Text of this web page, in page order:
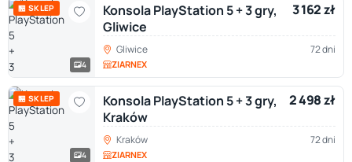
🏪 SKLEP
4
Konsola PlayStation 5 + 3 gry,
Gliwice
3 162 zł
Gliwice 72 dni
ZIARNEX
🏪 SKLEP
4
Konsola PlayStation 5 + 3 gry,
Kraków
2 498 zł
Kraków 72 dni
ZIARNEX